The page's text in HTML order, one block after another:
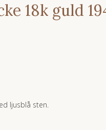
18k guld
ljusblå sten.